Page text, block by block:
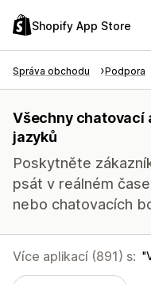
Shopify App Store
Správa obchodu Podpora
Všechny chatovací
jazyků
Poskytněte
psát v reálném
nebo chatovacích
Více aplikací (891) s: